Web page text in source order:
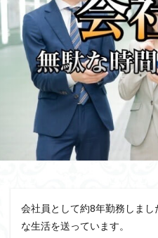
会社員として約8年勤務しま
な生活を送っています。